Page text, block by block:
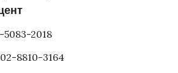
2018
8810-3164